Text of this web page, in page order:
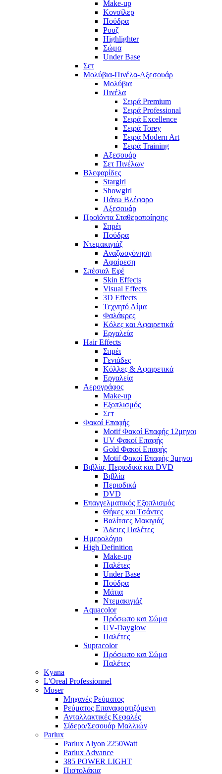
Make-up
Κονσίλερ
Πούδρα
Ρουζ
Highlighter
Σώμα
Under Base
Σετ
Μολύβια-Πινέλα-Αξεσουάρ
Μολύβια
Πινέλα
Σειρά Premium
Σειρά Professional
Σειρά Excellence
Σειρά Torey
Σειρά Modern Art
Σειρά Training
Αξεσουάρ
Σετ Πινέλων
Βλεφαρίδες
Stargirl
Showgirl
Πάνω Βλέφαρο
Αξεσουάρ
Προϊόντα Σταθεροποίησης
Σπρέι
Πούδρα
Ντεμακιγιάζ
Αναζωογόνηση
Αφαίρεση
Σπέσιαλ Εφέ
Skin Effects
Visual Effects
3D Effects
Τεχνητό Αίμα
Φαλάκρες
Κόλες και Αφαιρετικά
Εργαλεία
Hair Effects
Σπρέι
Γενιάδες
Κόλλες & Αφαιρετικά
Εργαλεία
Αερογράφος
Make-up
Εξοπλισμός
Σετ
Φακοί Επαφής
Motif Φακοί Επαφής 12μηνοι
UV Φακοί Επαφής
Gold Φακοί Επαφής
Motif Φακοί Επαφής 3μηνοι
Βιβλία, Περιοδικά και DVD
Βιβλία
Περιοδικά
DVD
Επαγγελματικός Εξοπλισμός
Θήκες και Τσάντες
Βαλίτσες Μακιγιάζ
Άδειες Παλέτες
Ημερολόγιο
High Definition
Make-up
Παλέτες
Under Base
Πούδρα
Μάτια
Ντεμακιγιάζ
Aquacolor
Πρόσωπο και Σώμα
UV-Dayglow
Παλέτες
Supracolor
Πρόσωπο και Σώμα
Παλέτες
Kyana
L'Oreal Professionnel
Moser
Μηχανές Ρεύματος
Ρεύματος Επαναφορτιζόμενη
Ανταλλακτικές Κεφαλές
Σίδερο/Σεσουάρ Μαλλιών
Parlux
Parlux Alyon 2250Watt
Parlux Advance
385 POWER LIGHT
Πιστολάκια